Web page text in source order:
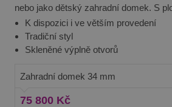
nebo jako dětský zahradní domek. S
Peter perfektně vašim potřebám.
K dispozici i ve větším provedení
Tradiční styl
Skleněné výplně otvorů
Zahradní domek 34 mm
75 800 Kč